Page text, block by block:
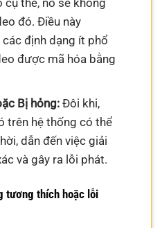
đó. Điều này
định dạng ít phổ
được mã hóa bằng
Bị hỏng:Đôi khi,
trên hệ thống có thể
dẫn đến việc giải
và gây ra lỗi phát.
tương thích hoặc lỗi